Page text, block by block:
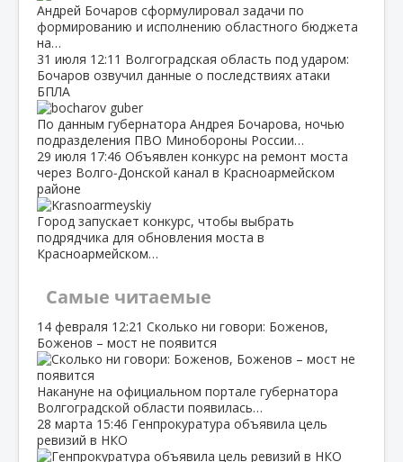
Андрей Бочаров сформулировал задачи по
формированию и исполнению областного бюджета
на…
31 июля 12:11 Волгоградская область под ударом:
Бочаров озвучил данные о последствиях атаки
БПЛА
По данным губернатора Андрея Бочарова, ночью
подразделения ПВО Минобороны России…
29 июля 17:46 Объявлен конкурс на ремонт моста
через Волго‑Донской канал в Красноармейском
районе
Город запускает конкурс, чтобы выбрать
подрядчика для обновления моста в
Красноармейском…
Самые читаемые
14 февраля 12:21 Сколько ни говори: Боженов,
Боженов – мост не появится
Накануне на официальном портале губернатора
Волгоградской области появилась…
28 марта 15:46 Генпрокуратура объявила цель
ревизий в НКО